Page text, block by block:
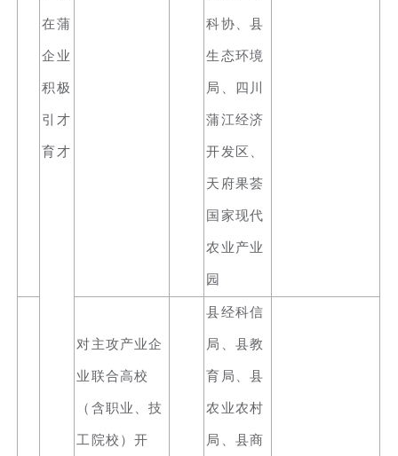
在蒲
企业
积极
引才
育才
科协、县
生态环境
局、四川
蒲江经济
开发区、
天府果荟
国家现代
农业产业
园
对主攻产业企
业联合高校
（含职业、技
工院校）开
县经科信
局、县教
育局、县
农业农村
局、县商